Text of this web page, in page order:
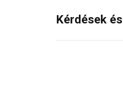
Kérdések